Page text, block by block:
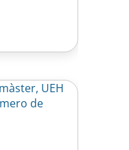
100
Ahir
va
a